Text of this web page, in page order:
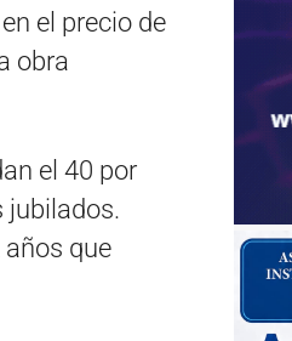
el precio de
obra
el 40 por
jubilados.
que